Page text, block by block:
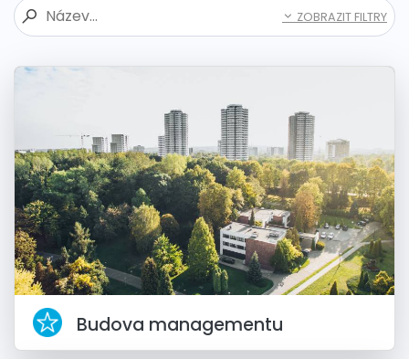
ZOBRAZIT FILTRY
Budova managementu